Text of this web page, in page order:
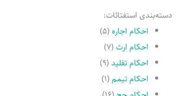
دسته‌بندی استفتائات:
احکام اجاره(۵)
احکام ارث(۷)
احکام تقلید(۹)
احکام تیمم(۱)